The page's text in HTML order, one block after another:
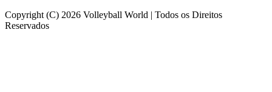
Copyright (C) 2026 Volleyball World | Todos os Direitos
Reservados